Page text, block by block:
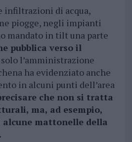
infiltrazioni di acqua,
piogge, negli impianti
mandato in tilt una parte
pubblica verso il
l’amministrazione
ha evidenziato anche
in alcuni punti dell’area
che non si tratta
ma, ad esempio,
alcune mattonelle della